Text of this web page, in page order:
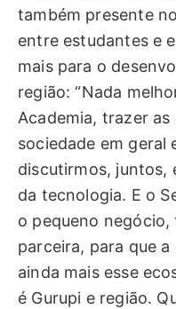
também presente
entre estudantes e
mais para o
região: “Nada
Academia, trazer as
sociedade em geral
discutirmos, juntos,
da tecnologia. E o
o pequeno
parceira, para que
ainda mais esse
é Gurupi e região.